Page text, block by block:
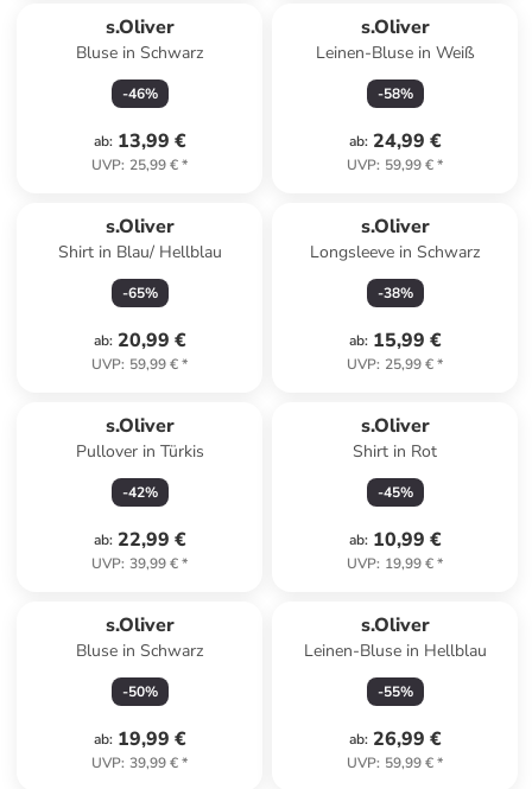
s.Oliver
Bluse in Schwarz
-46%
ab: 13,99 €
UVP: 25,99 €*
s.Oliver
Leinen-Bluse in Weiß
-58%
ab: 24,99 €
UVP: 59,99 €*
s.Oliver
Shirt in Blau/ Hellblau
-65%
ab: 20,99 €
UVP: 59,99 €*
s.Oliver
Longsleeve in Schwarz
-38%
ab: 15,99 €
UVP: 25,99 €*
s.Oliver
Pullover in Türkis
-42%
ab: 22,99 €
UVP: 39,99 €*
s.Oliver
Shirt in Rot
-45%
ab: 10,99 €
UVP: 19,99 €*
s.Oliver
Bluse in Schwarz
-50%
ab: 19,99 €
UVP: 39,99 €*
s.Oliver
Leinen-Bluse in Hellblau
-55%
ab: 26,99 €
UVP: 59,99 €*